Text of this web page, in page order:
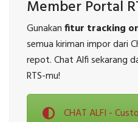
Member Portal
Gunakanfitur tracking
semua kiriman impor dari
repot. Chat Alfi sekarang
RTS-mu!
CHAT ALFI -